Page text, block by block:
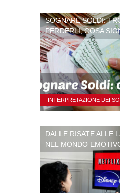
INTERPRETAZIONE DEI
SOGNARE SOLDI:
PERDERLI, COSA
DALLE RISATE ALLE
NEL MONDO